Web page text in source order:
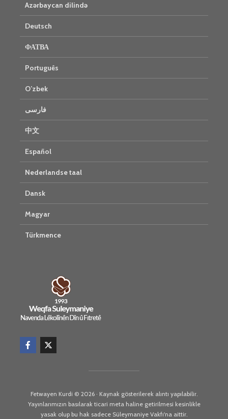
Azərbaycan dilində
Deutsch
ФАТВА
Português
O’zbek
فارسی
中文
Español
Nederlandse taal
Dansk
Magyar
Türkmence
Fetwayen Kurdi © 2026 · Kaynak gösterilerek alıntı yapılabilir.
Yayınlarımızın basılarak ticari meta haline getirilmesi kesinlikle
yasak olup bu hak sadece Süleymaniye Vakfı'na aittir.